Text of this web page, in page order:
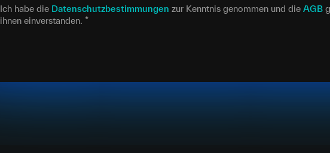
Ich habe die Datenschutzbestimmungen zur Kenntnis genommen und die AGB
ihnen einverstanden. *